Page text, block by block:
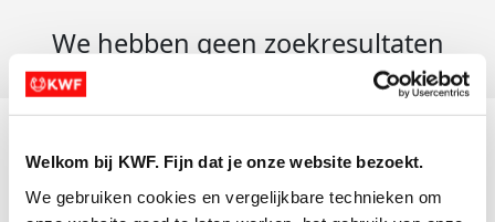
Welkom bij KWF. Fijn dat je onze website bezoekt.
We gebruiken cookies en vergelijkbare technieken om
We hebben geen zoekresultaten
Actiematerialen
Evenementen